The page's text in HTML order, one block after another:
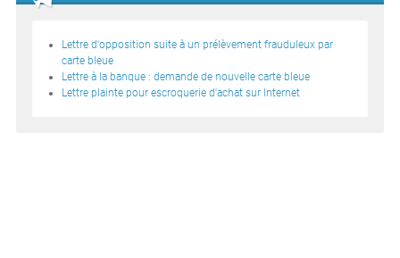
Lettre d'opposition suite à un prélèvement frauduleux par
carte bleue
Lettre à la banque : demande de nouvelle carte bleue
Lettre plainte pour escroquerie d'achat sur Internet